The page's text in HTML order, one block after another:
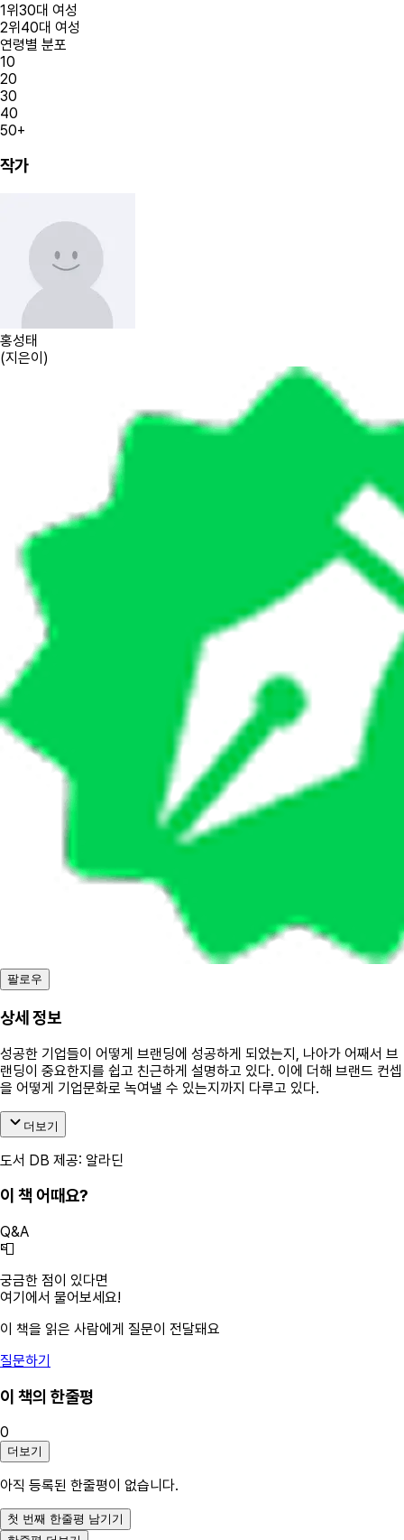
1위30대 여성
2위40대 여성
연령별 분포
10
20
30
40
50+
작가
홍성태
(지은이 )
팔로우
상세 정보
성공한 기업들이 어떻게 브랜딩에 성공하게 되었는지, 나아가 어째서 브
랜딩이 중요한지를 쉽고 친근하게 설명하고 있다. 이에 더해 브랜드 컨셉
을 어떻게 기업문화로 녹여낼 수 있는지까지 다루고 있다.
더보기
도서 DB 제공: 알라딘
이 책 어때요?
Q&A
📮
궁금한 점이 있다면
여기에서 물어보세요!
이 책을 읽은 사람에게 질문이 전달돼요
질문하기
이 책의 한줄평
0
더보기
아직 등록된 한줄평이 없습니다.
첫 번째 한줄평 남기기